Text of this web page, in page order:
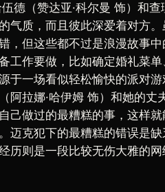
德（赞达亚·科尔曼 饰）和
气质，而且彼此深爱着对方
，但这些都不过是浪漫故事
工作要做，比如确定婚礼菜
于一场看似轻松愉快的派对
阿拉娜·哈伊姆 饰）和她的丈
己做过的最糟糕的事，这样
迈克犯下的最糟糕的错误是
历则是一段比较无伤大雅的